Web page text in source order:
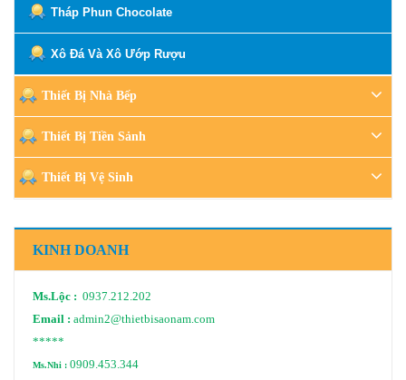
Tháp Phun Chocolate
Xô Đá Và Xô Ướp Rượu
Thiết Bị Nhà Bếp
Thiết Bị Tiền Sảnh
Thiết Bị Vệ Sinh
KINH DOANH
Ms.Lộc : 0937.212.202
Email : admin2@thietbisaonam.com
*****
Ms.Nhi : 0909.453.344